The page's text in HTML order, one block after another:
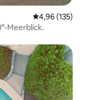
4,96 (135)
Meerblick.